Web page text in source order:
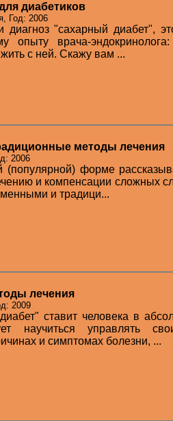
диабетиков
Год: 2006
диагноз "сахарный диабет",
опыту врача-
с ней. Скажу вам ...
методы лечения
2006
(популярной) форме
и компенсации сложных
и традици...
лечения
2009
ставит человека в
научиться управлять
и симптомах болезни, ...